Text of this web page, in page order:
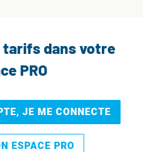
dans votre
PRO
JE ME CONNECTE
ESPACE PRO